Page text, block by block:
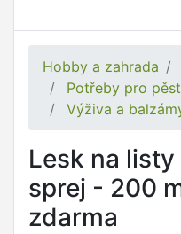
Hobby a zahrada
Potřeby pro
Výživa a
Lesk na
sprej - 200
zdarma